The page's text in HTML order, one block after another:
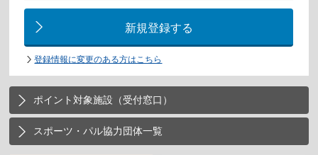
新規登録する
登録情報に変更のある方はこちら
ポイント対象施設（受付窓口）
スポーツ・パル協力団体一覧